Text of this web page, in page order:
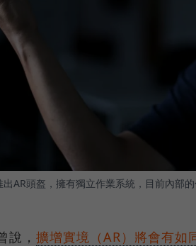
AR頭盔，擁有獨立作業系統，目前內部的
說， 擴增實境（AR）將會有如